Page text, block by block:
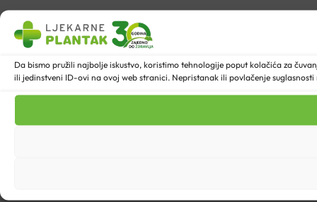
Da bismo pružili najbolje iskustvo, koristimo tehnologije poput kolačića za
ili jedinstveni ID-ovi na ovoj web stranici. Nepristanak ili povlačenje